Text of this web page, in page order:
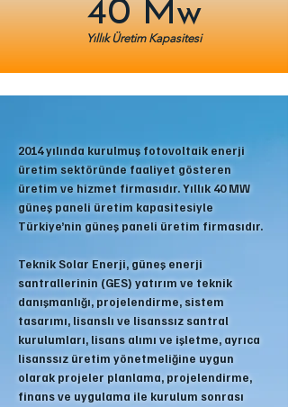
40 Mw
Yıllık Üretim Kapasitesi
2014 yılında kurulmuş fotovoltaik enerji
üretim sektöründe faaliyet gösteren
üretim ve hizmet firmasıdır. Yıllık 40 MW
güneş paneli üretim kapasitesiyle
Türkiye’nin güneş paneli üretim firmasıdır.
Teknik Solar Enerji, güneş enerji
santrallerinin (GES) yatırım ve teknik
danışmanlığı, projelendirme, sistem
tasarımı, lisanslı ve lisanssız santral
kurulumları, lisans alımı ve işletme, ayrıca
lisanssız üretim yönetmeliğine uygun
olarak projeler planlama, projelendirme,
finans ve uygulama ile kurulum sonrası